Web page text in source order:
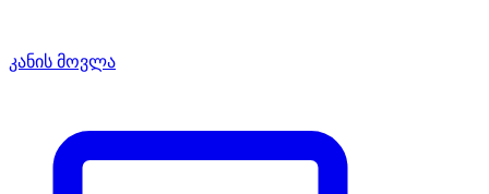
კანის მოვლა